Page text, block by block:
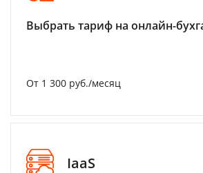
Выбрать тариф на онлайн-
От 1 300 руб./месяц
IaaS